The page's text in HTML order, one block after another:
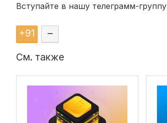
Вступайте в нашу телеграмм-группу
+91 –
См. также